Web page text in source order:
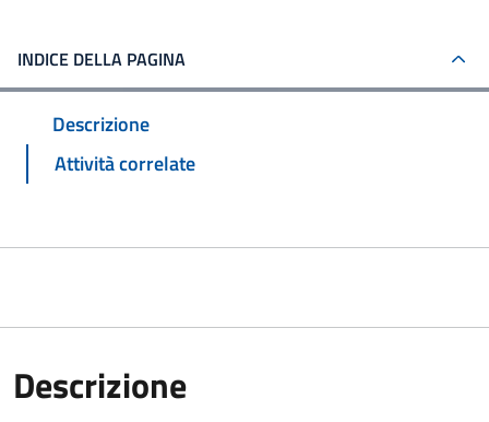
INDICE DELLA PAGINA
Descrizione
Attività correlate
Descrizione